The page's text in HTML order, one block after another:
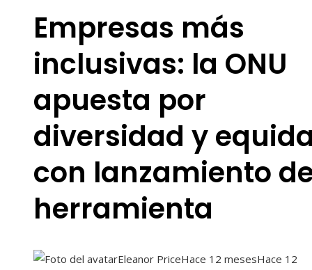
Empresas más
inclusivas: la ONU
apuesta por
diversidad y
con lanzamiento
herramienta
Eleanor PriceHace 12 mesesHace 12